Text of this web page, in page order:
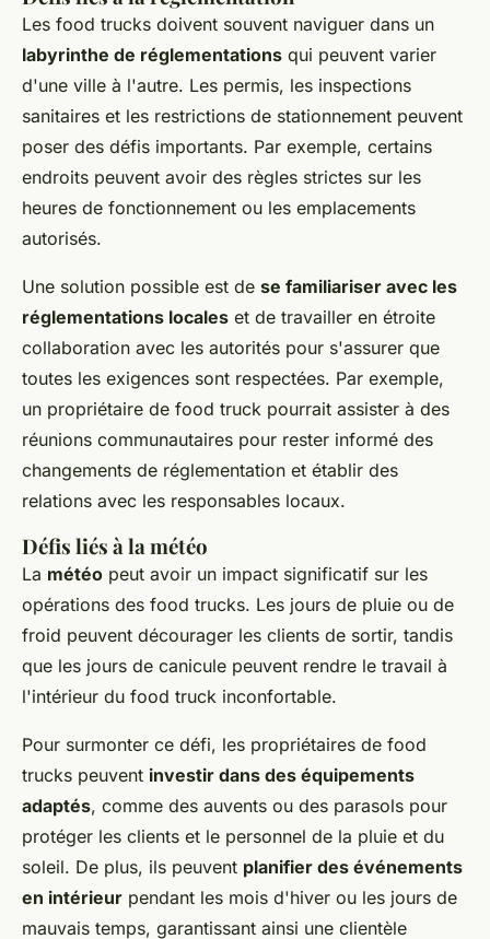
Les food trucks doivent souvent naviguer dans un
labyrinthe de réglementations qui peuvent varier
d'une ville à l'autre. Les permis, les inspections
sanitaires et les restrictions de stationnement peuvent
poser des défis importants. Par exemple, certains
endroits peuvent avoir des règles strictes sur les
heures de fonctionnement ou les emplacements
autorisés.
Une solution possible est de se familiariser avec les
réglementations locales et de travailler en étroite
collaboration avec les autorités pour s'assurer que
toutes les exigences sont respectées. Par exemple,
un propriétaire de food truck pourrait assister à des
réunions communautaires pour rester informé des
changements de réglementation et établir des
relations avec les responsables locaux.
Défis liés à la météo
La météo peut avoir un impact significatif sur les
opérations des food trucks. Les jours de pluie ou de
froid peuvent décourager les clients de sortir, tandis
que les jours de canicule peuvent rendre le travail à
l'intérieur du food truck inconfortable.
Pour surmonter ce défi, les propriétaires de food
trucks peuvent investir dans des équipements
adaptés, comme des auvents ou des parasols pour
protéger les clients et le personnel de la pluie et du
soleil. De plus, ils peuvent planifier des événements
en intérieur pendant les mois d'hiver ou les jours de
mauvais temps, garantissant ainsi une clientèle